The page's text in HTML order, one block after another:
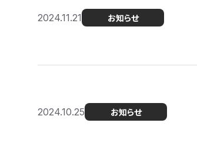
2024.11.21 お知らせ
2024.10.25 お知らせ